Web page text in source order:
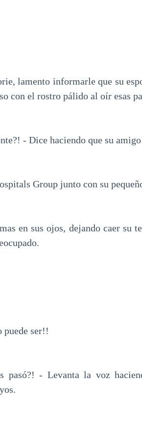
lamento informarle que su
con el rostro pálido al oír esas
- Dice haciendo que su
Group junto con su
en sus ojos, dejando caer su
puede ser!!
- Levanta la voz